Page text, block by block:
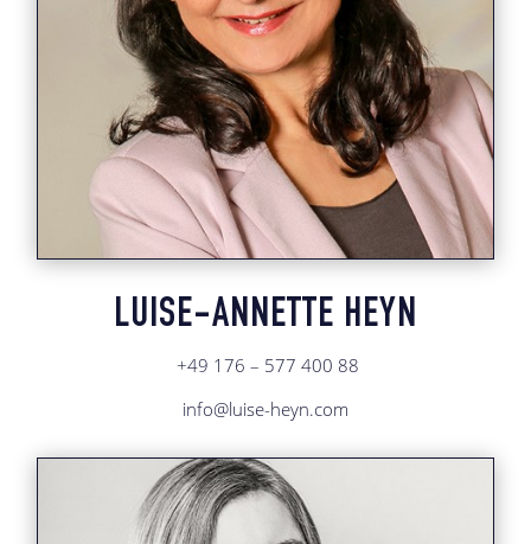
LUISE-ANNETTE HEYN
+49 176 – 577 400 88
info@luise-heyn.com